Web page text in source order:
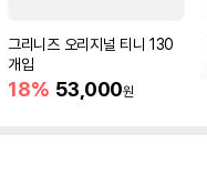
그리니즈 오리지널 티니 130
개입
18% 53,000원